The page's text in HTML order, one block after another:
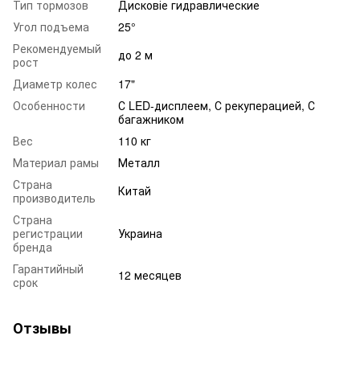
Тип тормозов
Дисковіе гидравлические
Угол подъема
25°
Рекомендуемый
рост
до 2 м
Диаметр колес
17"
Особенности
С LED-дисплеем, С рекуперацией, С
багажником
Вес
110 кг
Материал рамы
Металл
Страна
производитель
Китай
Страна
регистрации
бренда
Украина
Гарантийный
срок
12 месяцев
Отзывы